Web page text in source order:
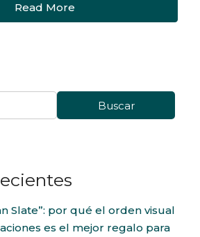
Read More
Buscar
Slate”: por qué el orden visual
es el mejor regalo para